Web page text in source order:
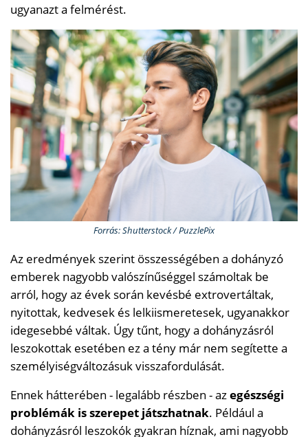
ugyanazt a felmérést.
Forrás: Shutterstock / PuzzlePix
Az eredmények szerint összességében a dohányzó
emberek nagyobb valószínűséggel számoltak be
arról, hogy az évek során kevésbé extrovertáltak,
nyitottak, kedvesek és lelkiismeretesek, ugyanakkor
idegesebbé váltak. Úgy tűnt, hogy a dohányzásról
leszokottak esetében ez a tény már nem segítette a
személyiségváltozásuk visszafordulását.
Ennek hátterében - legalább részben - azegészségi
problémák is szerepet játszhatnak. Például a
dohányzásról leszokók gyakran híznak, ami nagyobb